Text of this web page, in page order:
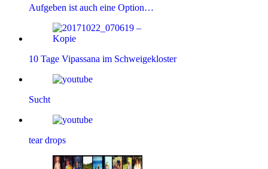
Aufgeben ist auch eine Option…
10 Tage Vipassana im Schweigekloster
Sucht
tear drops